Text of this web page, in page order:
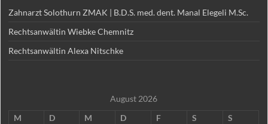
Zahnarzt Solothurn ZMAK | B.D.S. med. dent. Manal Elegeli M.Sc.
Rechtsanwältin Wiebke Chemnitz
Rechtsanwältin Alexa Nitschke
August 2026
M
D M D F S
S